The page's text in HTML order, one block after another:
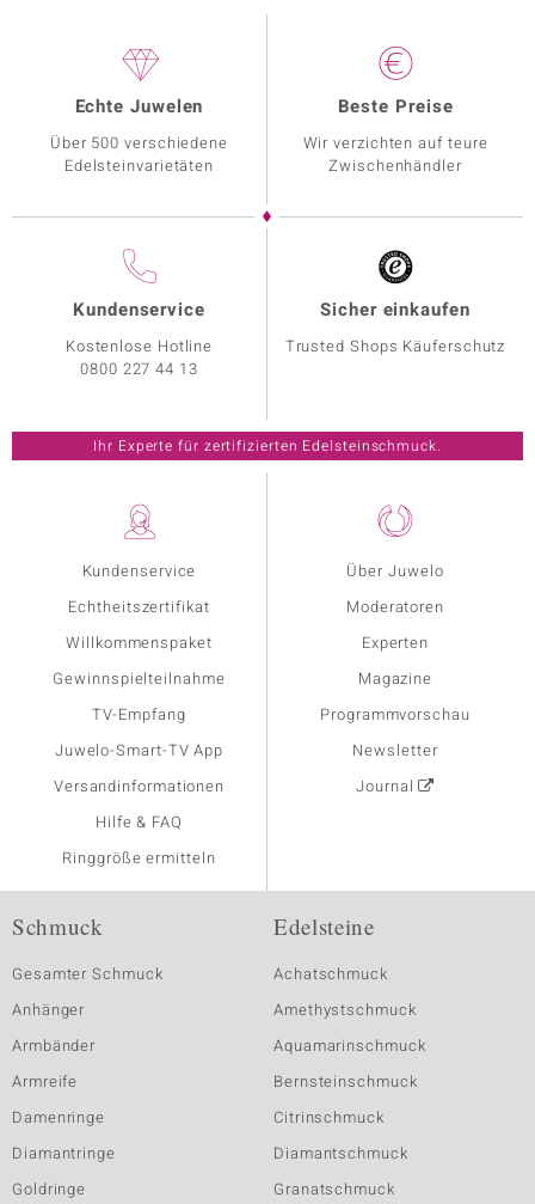
Kundenservice
Echtheitszertifikat
Willkommenspaket
Gewinnspielteilnahme
TV-Empfang
Juwelo-Smart-TV App
Versandinformationen
Hilfe & FAQ
Ringgröße ermitteln
Über Juwelo
Moderatoren
Experten
Magazine
Programmvorschau
Newsletter
Journal
Echte Juwelen
Über 500 verschiedene
Edelsteinvarietäten
Beste Preise
Wir verzichten auf teure
Zwischenhändler
Kundenservice
Kostenlose Hotline
0800 227 44 13
Sicher einkaufen
Trusted Shops Käuferschutz
Ihr Experte für zertifizierten Edelsteinschmuck.
Schmuck
Gesamter Schmuck
Anhänger
Armbänder
Armreife
Damenringe
Diamantringe
Goldringe
Edelsteine
Achatschmuck
Amethystschmuck
Aquamarinschmuck
Bernsteinschmuck
Citrinschmuck
Diamantschmuck
Granatschmuck